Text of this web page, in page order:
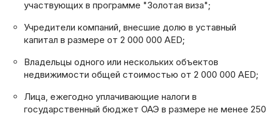
участвующих в программе "Золотая виза";
Учредители компаний, внесшие долю в уставный
капитал в размере от 2 000 000 AED;
Владельцы одного или нескольких объектов
недвижимости общей стоимостью от 2 000 000 AED;
Лица, ежегодно уплачивающие налоги в
государственный бюджет ОАЭ в размере не менее 250